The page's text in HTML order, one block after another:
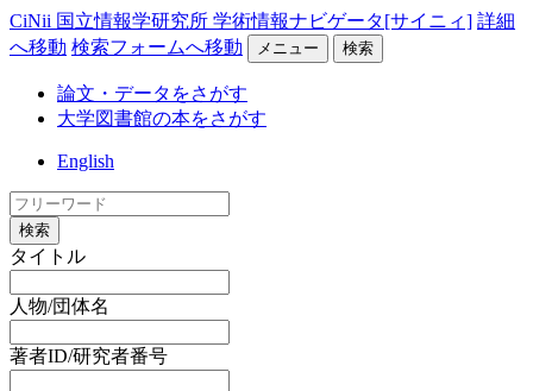
CiNii 国立情報学研究所 学術情報ナビゲータ[サイニィ] 詳細
へ移動 検索フォームへ移動 メニュー 検索
論文・データをさがす
大学図書館の本をさがす
English
検索
タイトル
人物/団体名
著者ID/研究者番号